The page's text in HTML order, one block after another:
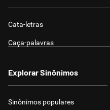
Cata-letras
Caça-palavras
Explorar Sinônimos
Sinônimos populares